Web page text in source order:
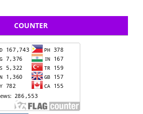
COUNTER